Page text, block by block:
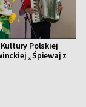
Polskiej
„Śpiewaj z